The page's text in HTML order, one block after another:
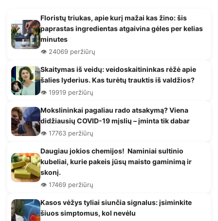
Floristų triukas, apie kurį mažai kas žino: šis
paprastas ingredientas atgaivina gėles per kelias
minutes
👁️ 24069 peržiūrų
Skaitymas iš veidų: veidoskaitininkas rėžė apie
šalies lyderius. Kas turėtų trauktis iš valdžios?
👁️ 19919 peržiūrų
Mokslininkai pagaliau rado atsakymą? Viena
didžiausių COVID-19 mįslių – įminta tik dabar
👁️ 17763 peržiūrų
Daugiau jokios chemijos! Naminiai sultinio
kubeliai, kurie pakeis jūsų maisto gaminimą ir
skonį.
👁️ 17469 peržiūrų
Kasos vėžys tyliai siunčia signalus: įsiminkite
šiuos simptomus, kol nevėlu